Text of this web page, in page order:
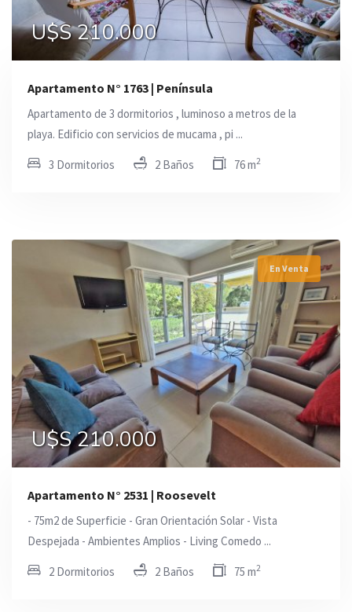
U$S 210.000
Apartamento N° 1763 | Península
Apartamento de 3 dormitorios , luminoso a metros de la
playa. Edificio con servicios de mucama , pi ...
3 Dormitorios 2 Baños 76 m2
En Venta
U$S 210.000
Apartamento N° 2531 | Roosevelt
- 75m2 de Superficie - Gran Orientación Solar - Vista
Despejada - Ambientes Amplios - Living Comedo ...
2 Dormitorios 2 Baños 75 m2